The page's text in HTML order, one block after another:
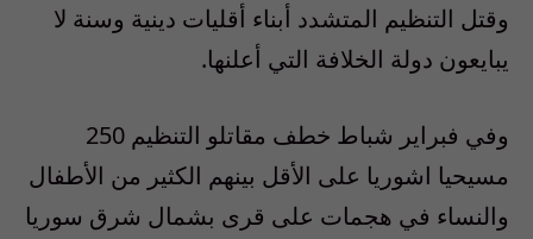
وقتل التنظيم المتشدد أبناء أقليات دينية وسنة لا
يبايعون دولة الخلافة التي أعلنها.
وفي فبراير شباط خطف مقاتلو التنظيم 250
مسيحيا اشوريا على الأقل بينهم الكثير من الأطفال
والنساء في هجمات على قرى بشمال شرق سوريا